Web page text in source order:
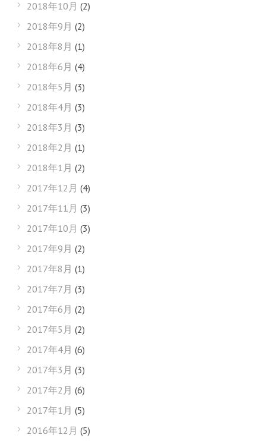
2018年10月 (2)
2018年9月 (2)
2018年8月 (1)
2018年6月 (4)
2018年5月 (3)
2018年4月 (3)
2018年3月 (3)
2018年2月 (1)
2018年1月 (2)
2017年12月 (4)
2017年11月 (3)
2017年10月 (3)
2017年9月 (2)
2017年8月 (1)
2017年7月 (3)
2017年6月 (2)
2017年5月 (2)
2017年4月 (6)
2017年3月 (3)
2017年2月 (6)
2017年1月 (5)
2016年12月 (5)